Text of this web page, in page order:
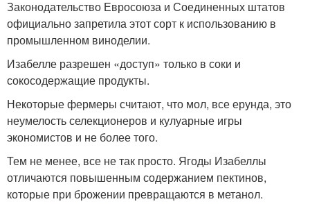
Законодательство Евросоюза и Соединенных штатов
официально запретила этот сорт к использованию в
промышленном виноделии.
Изабелле разрешен «доступ» только в соки и
сокосодержащие продукты.
Некоторые фермеры считают, что мол, все ерунда, это
неумелость селекционеров и кулуарные игры
экономистов и не более того.
Тем не менее, все не так просто. Ягоды Изабеллы
отличаются повышенным содержанием пектинов,
которые при брожении превращаются в метанол.